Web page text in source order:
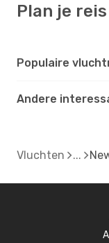
Plan je reis
Populaire
Andere
Vluchten